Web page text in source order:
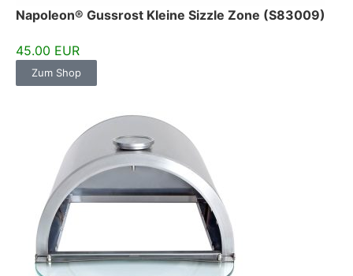
Napoleon® Gussrost Kleine Sizzle Zone (S83009)
45.00 EUR
Zum Shop